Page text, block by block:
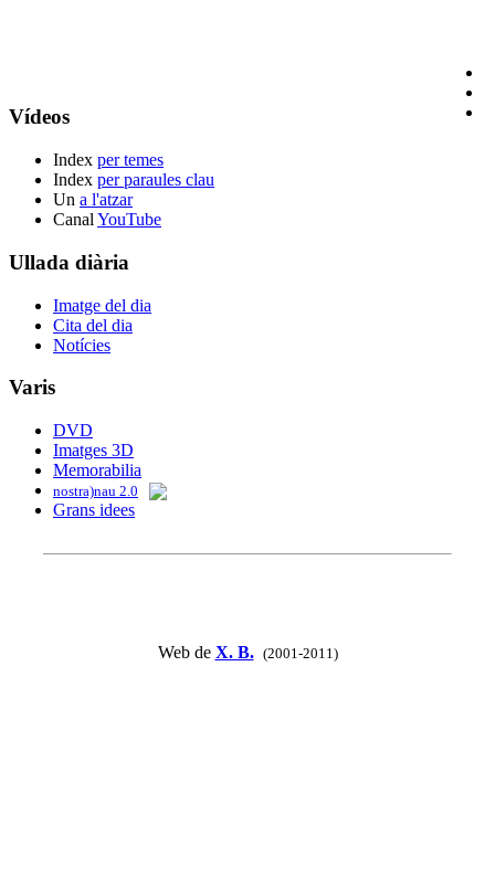
Vídeos
Index per temes
Index per paraules clau
Un a l'atzar
Canal YouTube
Ullada diària
Imatge del dia
Cita del dia
Notícies
Varis
DVD
Imatges 3D
Memorabilia
nostra)nau 2.0
Grans idees
Web de X. B. (2001-2011)